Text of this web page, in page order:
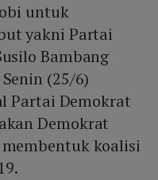
untuk
yakni Partai
Bambang
(25/6)
Partai Demokrat
Demokrat
koalisi